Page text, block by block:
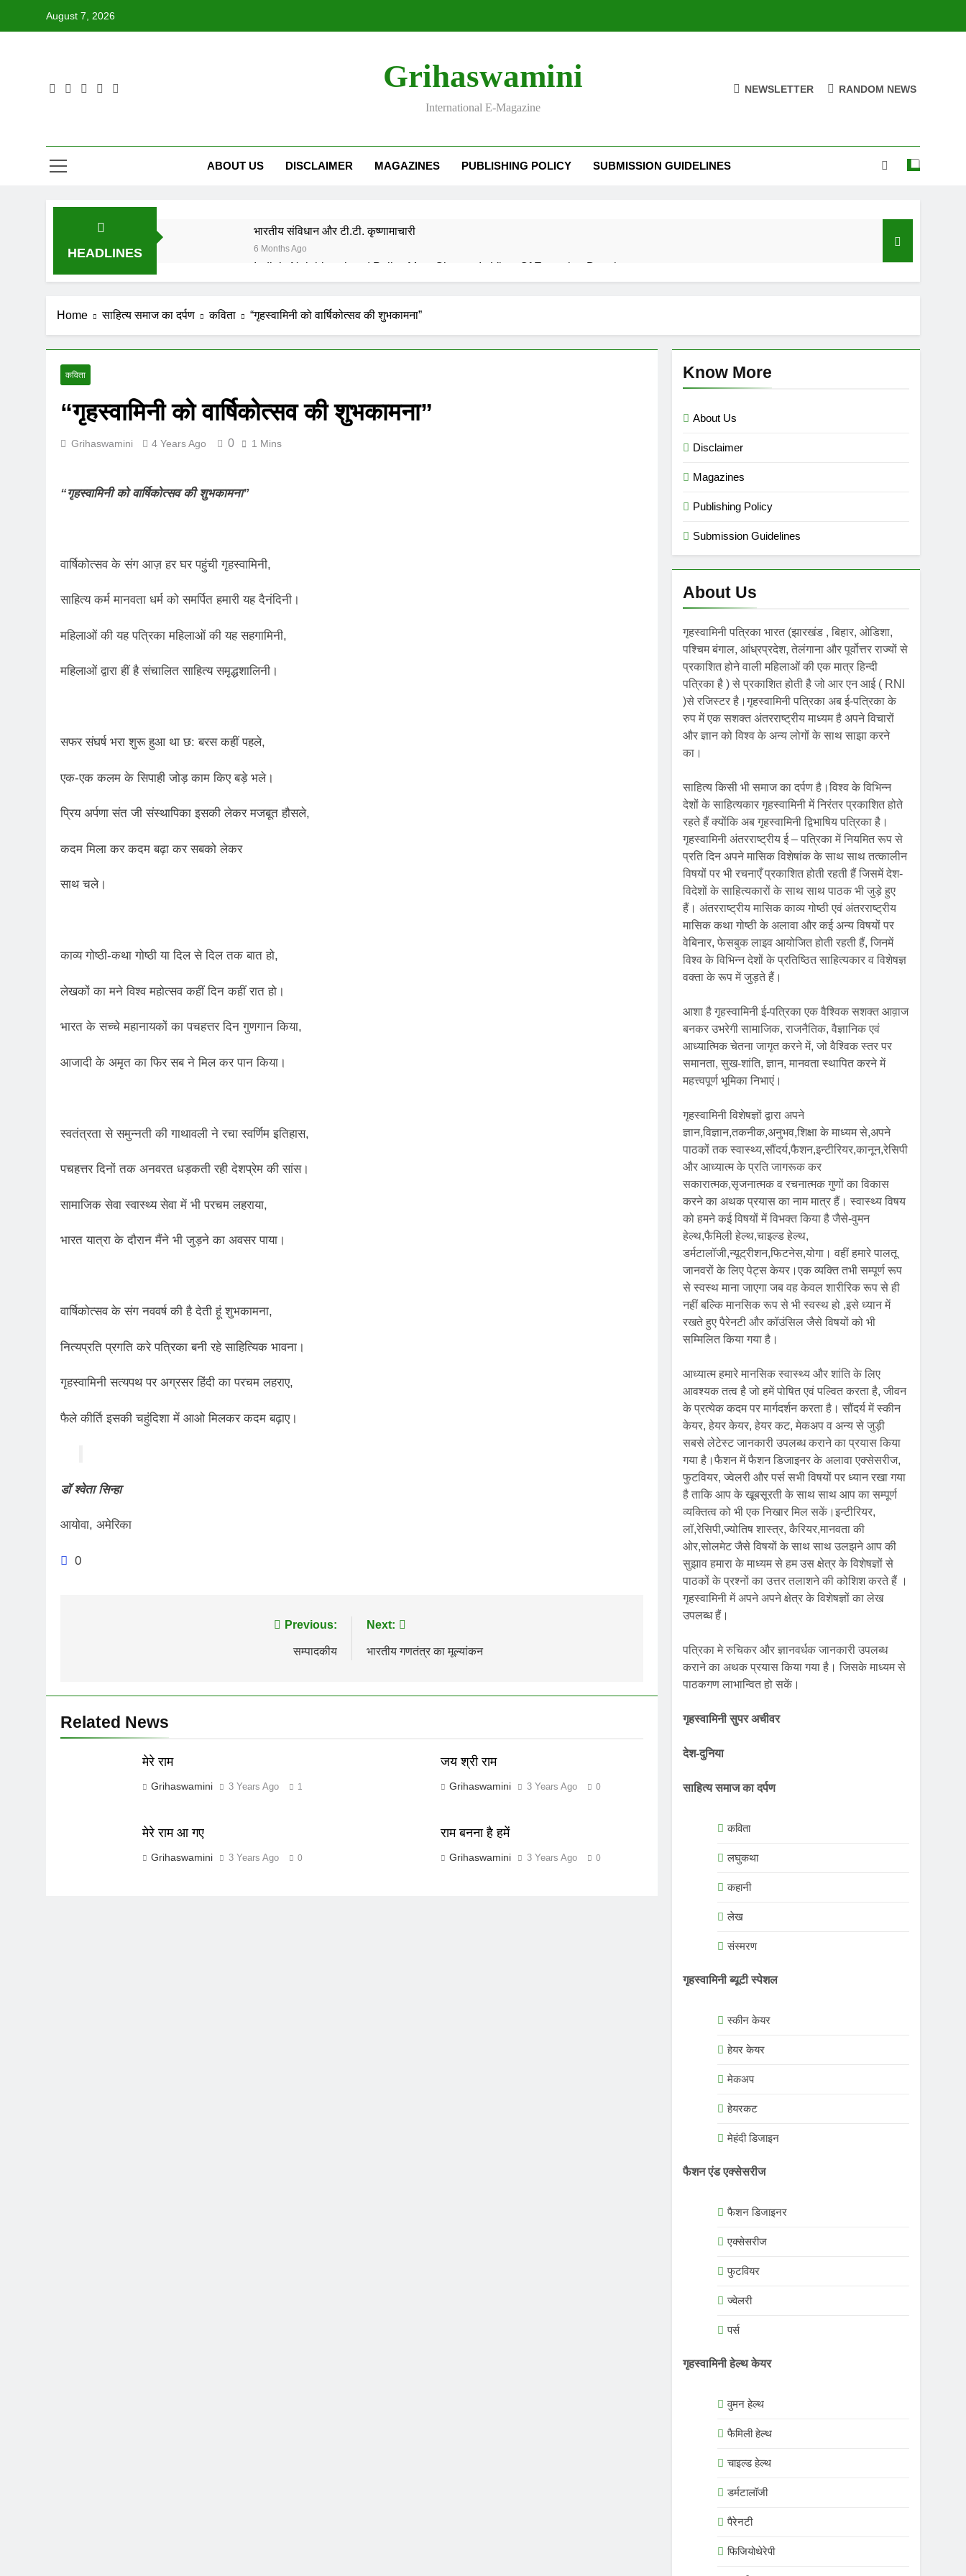
August 7, 2026
Grihaswamini
International E-Magazine
NEWSLETTER RANDOM NEWS
ABOUT US DISCLAIMER MAGAZINES PUBLISHING POLICY SUBMISSION GUIDELINES
HEADLINES
भारतीय संविधान और टी.टी. कृष्णामाचारी
6 Months Ago
6 Months Ago
8 Months Ago
UNFORTUNATE ADVENT OF SUICIDE BOMBING IN INDIA Grihaswamini गृहस्वामिनी- Sept-Nov 2025
Home साहित्य समाज का दर्पण कविता “गृहस्वामिनी को वार्षिकोत्सव की शुभकामना”
कविता
“गृहस्वामिनी को वार्षिकोत्सव की शुभकामना”
Grihaswamini 4 Years Ago 0 1 Mins
“गृहस्वामिनी को वार्षिकोत्सव की शुभकामना”
वार्षिकोत्सव के संग आज़ हर घर पहुंची गृहस्वामिनी,
साहित्य कर्म मानवता धर्म को समर्पित हमारी यह दैनंदिनी।
महिलाओं की यह पत्रिका महिलाओं की यह सहगामिनी,
महिलाओं द्वारा हीं है संचालित साहित्य समृद्धशालिनी।
सफर संघर्ष भरा शुरू हुआ था छ: बरस कहीं पहले,
एक-एक कलम के सिपाही जोड़ काम किए बड़े भले।
प्रिय अर्पणा संत जी संस्थापिका इसकी लेकर मजबूत हौसले,
कदम मिला कर कदम बढ़ा कर सबको लेकर
साथ चले।
काव्य गोष्ठी-कथा गोष्ठी या दिल से दिल तक बात हो,
लेखकों का मने विश्व महोत्सव कहीं दिन कहीं रात हो।
भारत के सच्चे महानायकों का पचहत्तर दिन गुणगान किया,
आजादी के अमृत का फिर सब ने मिल कर पान किया।
स्वतंत्रता से समुन्नती की गाथावली ने रचा स्वर्णिम इतिहास,
पचहत्तर दिनों तक अनवरत धड़कती रही देशप्रेम की सांस।
सामाजिक सेवा स्वास्थ्य सेवा में भी परचम लहराया,
भारत यात्रा के दौरान मैंने भी जुड़ने का अवसर पाया।
वार्षिकोत्सव के संग नववर्ष की है देती हूं शुभकामना,
नित्यप्रति प्रगति करे पत्रिका बनी रहे साहित्यिक भावना।
गृहस्वामिनी सत्यपथ पर अग्रसर हिंदी का परचम लहराए,
फैले कीर्ति इसकी चहुंदिशा में आओ मिलकर कदम बढ़ाए।
डॉ श्वेता सिन्हा
आयोवा, अमेरिका
0
Previous:
सम्पादकीय
Next:
भारतीय गणतंत्र का मूल्यांकन
Related News
मेरे राम
Grihaswamini 3 Years Ago 1
जय श्री राम
Grihaswamini 3 Years Ago 0
मेरे राम आ गए
Grihaswamini 3 Years Ago 0
राम बनना है हमें
Grihaswamini 3 Years Ago 0
Know More
About Us
Disclaimer
Magazines
Publishing Policy
Submission Guidelines
About Us
गृहस्वामिनी पत्रिका भारत (झारखंड , बिहार, ओडिशा,
पश्चिम बंगाल, आंध्रप्रदेश, तेलंगाना और पूर्वोत्तर राज्यों से
प्रकाशित होने वाली महिलाओं की एक मात्र हिन्दी
पत्रिका है ) से प्रकाशित होती है जो आर एन आई ( RNI
)से रजिस्टर है।गृहस्वामिनी पत्रिका अब ई-पत्रिका के
रुप में एक सशक्त अंतरराष्ट्रीय माध्यम है अपने विचारों
और ज्ञान को विश्व के अन्य लोगों के साथ साझा करने
का।
साहित्य किसी भी समाज का दर्पण है।विश्व के विभिन्न
देशों के साहित्यकार गृहस्वामिनी में निरंतर प्रकाशित होते
रहते हैं क्योंकि अब गृहस्वामिनी द्विभाषिय पत्रिका है।
गृहस्वामिनी अंतरराष्ट्रीय ई – पत्रिका में नियमित रूप से
प्रति दिन अपने मासिक विशेषांक के साथ साथ तत्कालीन
विषयों पर भी रचनाएँ प्रकाशित होती रहती हैं जिसमें देश-
विदेशों के साहित्यकारों के साथ साथ पाठक भी जुड़े हुए
हैं। अंतरराष्ट्रीय मासिक काव्य गोष्ठी एवं अंतरराष्ट्रीय
मासिक कथा गोष्ठी के अलावा और कई अन्य विषयों पर
वेबिनार, फेसबुक लाइव आयोजित होती रहती हैं, जिनमें
विश्व के विभिन्न देशों के प्रतिष्ठित साहित्यकार व विशेषज्ञ
वक्ता के रूप में जुड़ते हैं।
आशा है गृहस्वामिनी ई-पत्रिका एक वैश्विक सशक्त आव़ाज
बनकर उभरेगी सामाजिक, राजनैतिक, वैज्ञानिक एवं
आध्यात्मिक चेतना जागृत करने में, जो वैश्विक स्तर पर
समानता, सुख-शांति, ज्ञान, मानवता स्थापित करने में
महत्त्वपूर्ण भूमिका निभाएं।
गृहस्वामिनी विशेषज्ञों द्वारा अपने
ज्ञान,विज्ञान,तकनीक,अनुभव,शिक्षा के माध्यम से,अपने
पाठकों तक स्वास्थ्य,सौंदर्य,फैशन,इन्टीरियर,कानून,रेसिपी
और आध्यात्म के प्रति जागरूक कर
सकारात्मक,सृजनात्मक व रचनात्मक गुणों का विकास
करने का अथक प्रयास का नाम मात्र हैं। स्वास्थ्य विषय
को हमने कई विषयों में विभक्त किया है जैसे-वुमन
हेल्थ,फैमिली हेल्थ,चाइल्ड हेल्थ,
डर्मटालॉजी,न्यूट्रीशन,फिटनेस,योगा। वहीं हमारे पालतू
जानवरों के लिए पेट्स केयर।एक व्यक्ति तभी सम्पूर्ण रूप
से स्वस्थ माना जाएगा जब वह केवल शारीरिक रूप से ही
नहीं बल्कि मानसिक रूप से भी स्वस्थ हो ,इसे ध्यान में
रखते हुए पैरेनटी और कॉउंसिल जैसे विषयों को भी
सम्मिलित किया गया है।
आध्यात्म हमारे मानसिक स्वास्थ्य और शांति के लिए
आवश्यक तत्व है जो हमें पोषित एवं पल्वित करता है, जीवन
के प्रत्येक कदम पर मार्गदर्शन करता है। सौंदर्य में स्कीन
केयर, हेयर केयर, हेयर कट, मेकअप व अन्य से जुड़ी
सबसे लेटेस्ट जानकारी उपलब्ध कराने का प्रयास किया
गया है।फैशन में फैशन डिजाइनर के अलावा एक्सेसरीज,
फुटवियर, ज्वेलरी और पर्स सभी विषयों पर ध्यान रखा गया
है ताकि आप के खूबसूरती के साथ साथ आप का सम्पूर्ण
व्यक्तित्व को भी एक निखार मिल सकें।इन्टीरियर,
लॉ,रेसिपी,ज्योतिष शास्त्र, कैरियर,मानवता की
ओर,सोलमेट जैसे विषयों के साथ साथ उलझने आप की
सुझाव हमारा के माध्यम से हम उस क्षेत्र के विशेषज्ञों से
पाठकों के प्रश्नों का उत्तर तलाशने की कोशिश करते हैं ।
गृहस्वामिनी में अपने अपने क्षेत्र के विशेषज्ञों का लेख
उपलब्ध हैं।
पत्रिका मे रुचिकर और ज्ञानवर्धक जानकारी उपलब्ध
कराने का अथक प्रयास किया गया है। जिसके माध्यम से
पाठकगण लाभान्वित हो सकें।
गृहस्वामिनी सुपर अचीवर
देश-दुनिया
साहित्य समाज का दर्पण
कविता
लघुकथा
कहानी
लेख
संस्मरण
गृहस्वामिनी ब्यूटी स्पेशल
स्कीन केयर
हेयर केयर
मेकअप
हेयरकट
मेहंदी डिजाइन
फैशन एंड एक्सेसरीज
फैशन डिजाइनर
एक्सेसरीज
फुटवियर
ज्वेलरी
पर्स
गृहस्वामिनी हेल्थ केयर
वुमन हेल्थ
फैमिली हेल्थ
चाइल्ड हेल्थ
डर्मटालॉजी
पैरेनटी
फिजियोथेरेपी